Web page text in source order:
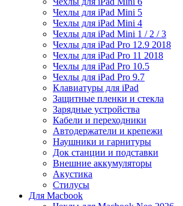
Чехлы для iPad Mini 5
Чехлы для iPad Mini 4
Чехлы для iPad Mini 1 / 2 / 3
Чехлы для iPad Pro 12.9 2018
Чехлы для iPad Pro 11 2018
Чехлы для iPad Pro 10.5
Чехлы для iPad Pro 9.7
Клавиатуры для iPad
Защитные пленки и стекла
Зарядные устройства
Кабели и переходники
Автодержатели и крепежи
Наушники и гарнитуры
Док станции и подставки
Внешние аккумуляторы
Акустика
Стилусы
Для Macbook